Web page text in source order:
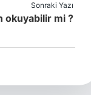
Sonraki Yazı
okuyabilir mi ?